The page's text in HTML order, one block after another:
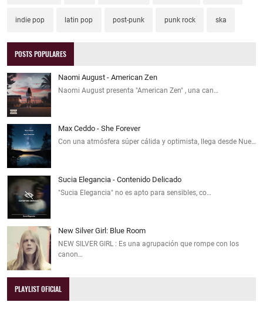
indie pop latin pop post-punk punk rock ska
POSTS POPULARES
Naomi August - American Zen
Naomi August presenta "American Zen" , una can…
Max Ceddo - She Forever
Con una atmósfera súper cálida y optimista, llega desde Nue…
Sucia Elegancia - Contenido Delicado
"Sucia Elegancia" no es apto para sensibles, co…
New Silver Girl: Blue Room
NEW SILVER GIRL : Es una agrupación que rompe con los
canon…
PLAYLIST OFICIAL